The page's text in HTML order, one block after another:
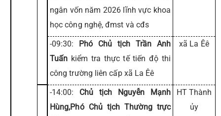
ngân vốn năm 2026 lĩnh vực khoa
học công nghệ, đmst và cđs
-09:30: Phó Chủ tịch Trần Anh
Tuấn kiểm tra thực tế tiến độ thi
công trường liên cấp xã La Êê
xã La Êê
-14:00: Chủ tịch Nguyễn Mạnh
Hùng,Phó Chủ tịch Thường trực
HT Thành
ủy